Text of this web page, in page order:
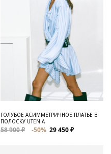
ГОЛУБОЕ АСИММЕТРИЧНОЕ ПЛАТЬЕ В
ПОЛОСКУ UTENIA
58 900 ₽ -50% 29 450 ₽